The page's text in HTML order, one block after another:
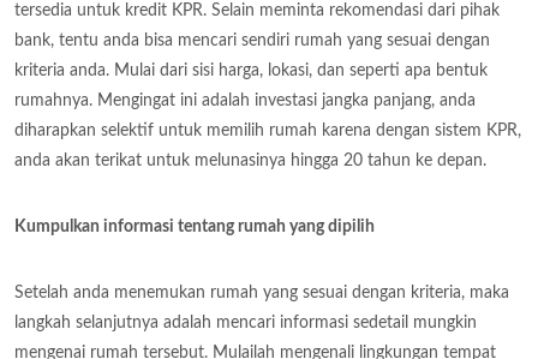
tersedia untuk kredit KPR. Selain meminta rekomendasi dari pihak
bank, tentu anda bisa mencari sendiri rumah yang sesuai dengan
kriteria anda. Mulai dari sisi harga, lokasi, dan seperti apa bentuk
rumahnya. Mengingat ini adalah investasi jangka panjang, anda
diharapkan selektif untuk memilih rumah karena dengan sistem KPR,
anda akan terikat untuk melunasinya hingga 20 tahun ke depan.
Kumpulkan informasi tentang rumah yang dipilih
Setelah anda menemukan rumah yang sesuai dengan kriteria, maka
langkah selanjutnya adalah mencari informasi sedetail mungkin
mengenai rumah tersebut. Mulailah mengenali lingkungan tempat